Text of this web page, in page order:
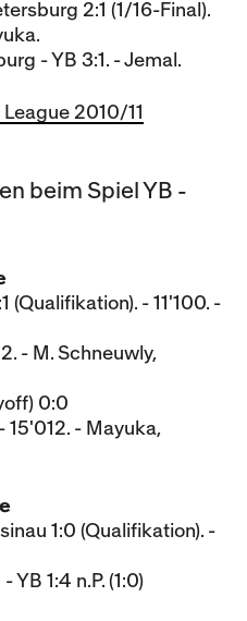
2:1 (1/16-Final).
- YB 3:1. - Jemal.
2010/11
beim Spiel YB -
(Qualifikation). - 11'100. -
- M. Schneuwly,
0:0
15'012. - Mayuka,
1:0 (Qualifikation). -
YB 1:4 n.P. (1:0)